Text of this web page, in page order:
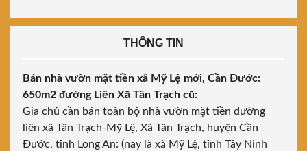
THÔNG TIN
Bán nhà vườn mặt tiền xã Mỹ Lệ mới, Cần Đước:
650m2 đường Liên Xã Tân Trạch cũ:
Gia chủ cần bán toàn bộ nhà vườn mặt tiền đường
liên xã Tân Trạch-Mỹ Lệ, Xã Tân Trạch, huyện Cần
Đước, tỉnh Long An: (nay là xã Mỹ Lệ, tỉnh Tây Ninh